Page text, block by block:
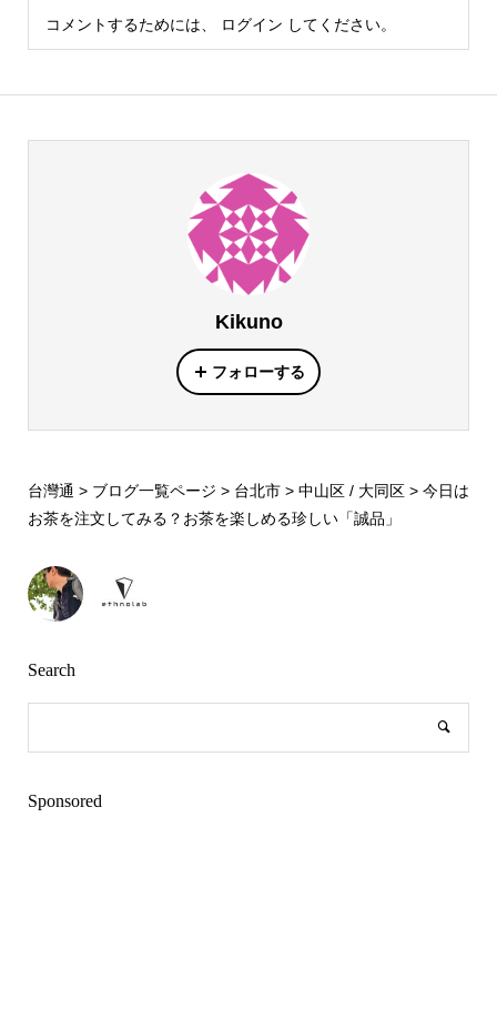
コメントするためには、 ログイン してください。
Kikuno
フォローする
台灣通 > ブログ一覧ページ > 台北市> 中山区 / 大同区> 今日は
お茶を注文してみる？お茶を楽しめる珍しい「誠品」
Search
Sponsored